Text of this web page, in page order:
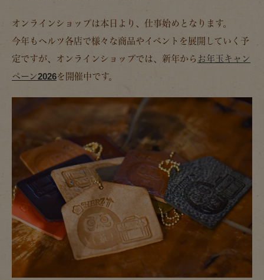
オンラインショップは本日より、仕事始めとなります。
今年もヘルツ各店で様々な商品やイベントを展開していく予
定ですが、オンラインショップでは、新年から お年玉キャン
ペーン2026を開催中です。